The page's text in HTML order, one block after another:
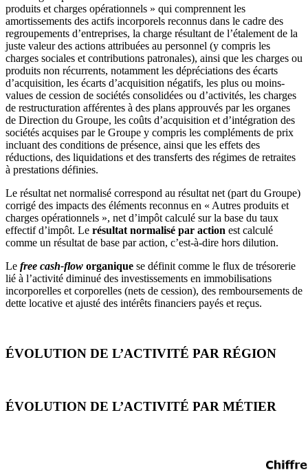
produits et charges opérationnels » qui comprennent les
amortissements des actifs incorporels reconnus dans le cadre des
regroupements d’entreprises, la charge résultant de l’étalement de la
juste valeur des actions attribuées au personnel (y compris les
charges sociales et contributions patronales), ainsi que les charges ou
produits non récurrents, notamment les dépréciations des écarts
d’acquisition, les écarts d’acquisition négatifs, les plus ou moins-
values de cession de sociétés consolidées ou d’activités, les charges
de restructuration afférentes à des plans approuvés par les organes
de Direction du Groupe, les coûts d’acquisition et d’intégration des
sociétés acquises par le Groupe y compris les compléments de prix
incluant des conditions de présence, ainsi que les effets des
réductions, des liquidations et des transferts des régimes de retraites
à prestations définies.
Le résultat net normalisé correspond au résultat net (part du Groupe)
corrigé des impacts des éléments reconnus en « Autres produits et
charges opérationnels », net d’impôt calculé sur la base du taux
effectif d’impôt. Le résultat normalisé par action est calculé
comme un résultat de base par action, c’est-à-dire hors dilution.
Le free cash-flow organique se définit comme le flux de trésorerie
lié à l’activité diminué des investissements en immobilisations
incorporelles et corporelles (nets de cession), des remboursements de
dette locative et ajusté des intérêts financiers payés et reçus.
ÉVOLUTION DE L’ACTIVITÉ PAR RÉGION
ÉVOLUTION DE L’ACTIVITÉ PAR MÉTIER